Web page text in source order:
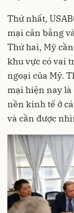
Thứ nhất,
mại cân bằng
Thứ hai, Mỹ
khu vực có vai
ngoại của Mỹ.
mại hiện nay
nền kinh tế ở
và cần được